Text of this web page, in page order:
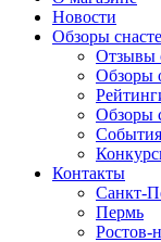
Новости
Обзоры
Отзывы
Обзоры
Обзоры
События
Контакты
Санкт-
Пермь
Ростов-